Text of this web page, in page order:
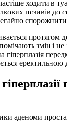
ходити в
позивів до
протягом
змін і
гіперплазія
еректильною
аденоми